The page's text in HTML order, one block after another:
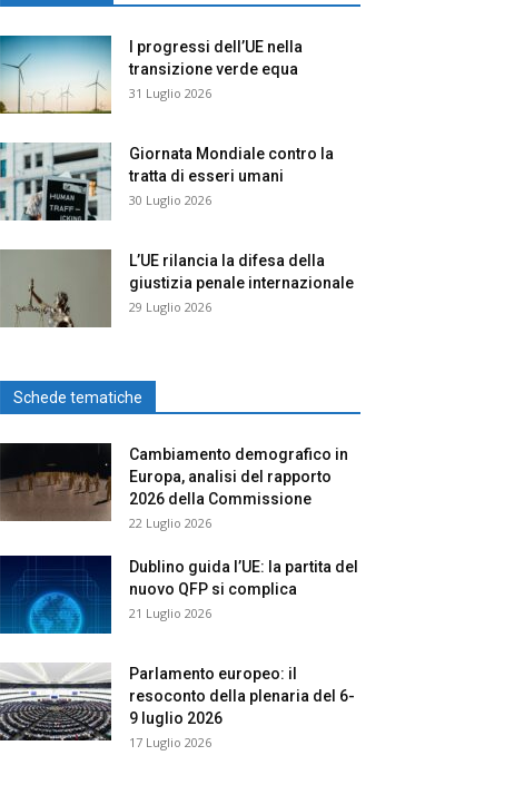
I progressi dell’UE nella
transizione verde equa
31 Luglio 2026
Giornata Mondiale contro la
tratta di esseri umani
30 Luglio 2026
L’UE rilancia la difesa della
giustizia penale internazionale
29 Luglio 2026
Schede tematiche
Cambiamento demografico in
Europa, analisi del rapporto
2026 della Commissione
22 Luglio 2026
Dublino guida l’UE: la partita del
nuovo QFP si complica
21 Luglio 2026
Parlamento europeo: il
resoconto della plenaria del 6-
9 luglio 2026
17 Luglio 2026